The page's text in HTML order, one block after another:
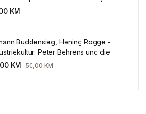
KM
Buddensieg, Hening Rogge -
Peter Behrens und die
1907-1914.
KM 50,00KM